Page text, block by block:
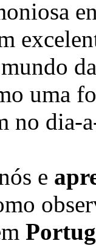
uma
no dia-
e